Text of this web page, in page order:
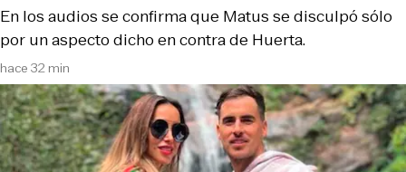
hace 32 min
En los audios se confirma que Matus se disculpó sólo
por un aspecto dicho en contra de Huerta.